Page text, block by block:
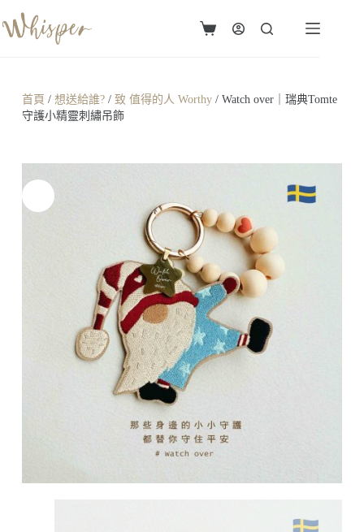
首頁 / 想送給誰?/ 致 值得的人 Worthy/ Watch over｜瑞典Tomte
守護小精靈刺繡吊飾